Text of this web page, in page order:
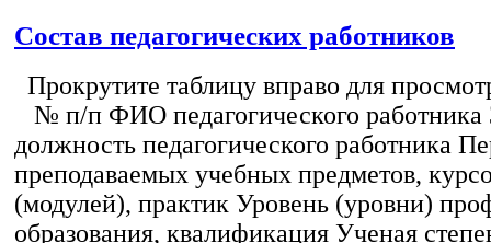
Состав педагогических работников
Прокрутите таблицу вправо для
№ п/п ФИО педагогического работника
должность педагогического работника
преподаваемых учебных предметов,
(модулей), практик Уровень (уровни)
образования, квалификация Ученая